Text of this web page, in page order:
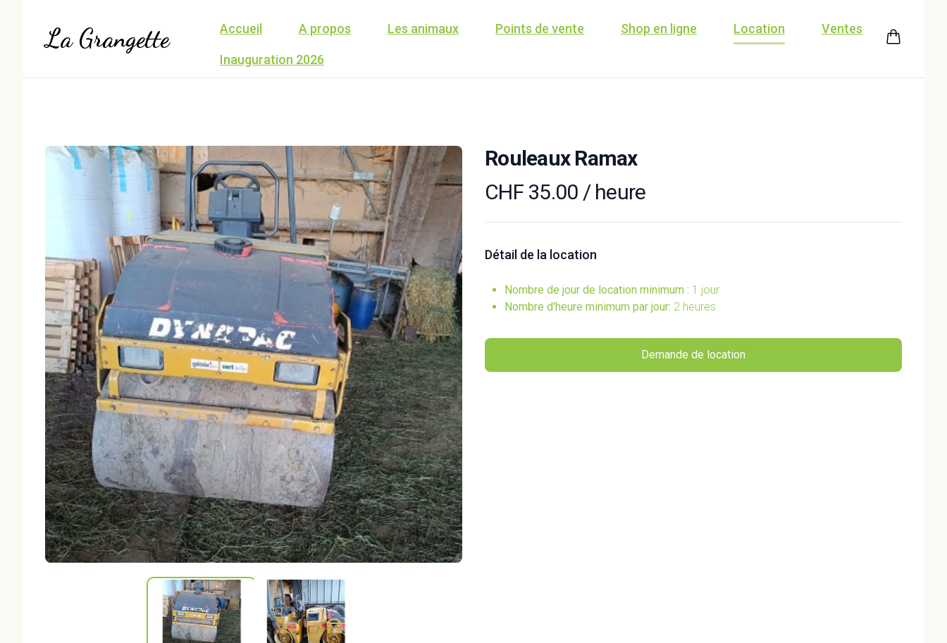
La Grangette Accueil A propos Les animaux Points de vente Shop en ligne Location Ventes
Inauguration 2026
Rouleaux Ramax
CHF 35.00 / heure
Détail de la location
Nombre de jour de location minimum : 1 jour
Nombre d'heure minimum par jour: 2 heures
Demande de location